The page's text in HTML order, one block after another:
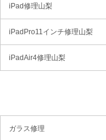
iPad修理山梨
iPadPro11インチ修理山梨
iPadAir4修理山梨
ガラス修理